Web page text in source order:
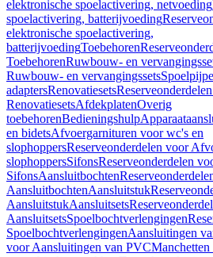
elektronische spoelactivering, netvoeding
spoelactivering, batterijvoeding
elektronische spoelactivering,
batterijvoedingToebehoren
ToebehorenRuwbouw- en
Ruwbouw- en vervangingssets
adaptersRenovatiesets
RenovatiesetsAfdekplatenOverig
toebehorenBedieningshulp
en bidetsAfvoergarnituren voor wc's en
slophoppersReserveonderdelen voor
slophoppersSifonsReserveonderdelen
SifonsAansluitbochten
AansluitbochtenAansluitstuk
AansluitstukAansluitsets
AansluitsetsSpoelbochtverlengingen
SpoelbochtverlengingenAansluitingen
voor Aansluitingen van PVCManchetten